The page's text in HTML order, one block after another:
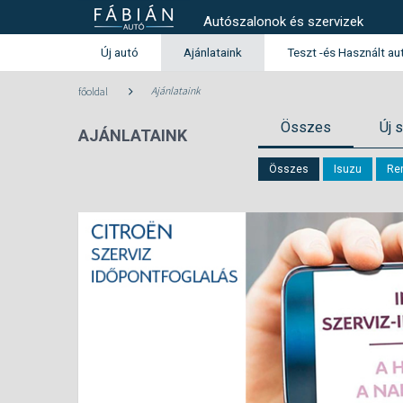
Autószalonok és szervizek
Új autó
Citroen
Ajánlataink Teszt -és Használt
Teszt -és szalonautó
Használtautó beszámítás
főoldal Ajánlataink
AJÁNLATAINK Összes Új
Összes Isuzu